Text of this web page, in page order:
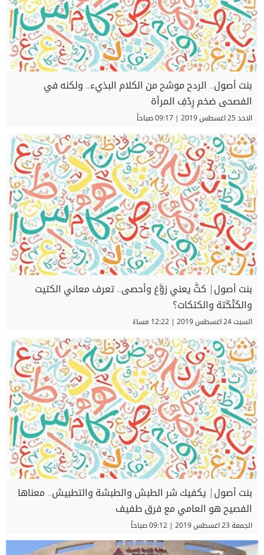
بنت أصول.. الردح موشح من الكلام البذيء.. ولكنه في
الفصحى ضخم رِدْفِ المرأة
الاحد 25 اغسطس 2019 | 09:17 صباحاً
بنت أصول| كتَّ يعني زوَّغ وأحصى.. تعرف معاني الكتيت
والكَتْكَتة والكتكات؟
السبت 24 اغسطس 2019 | 12:22 مساءً
بنت أصول| يكفيك شر الطبش والطبشة والتطبيش.. معناها
الفصيح هو العامي مع فرق طفيف
الجمعة 23 اغسطس 2019 | 09:12 صباحاً